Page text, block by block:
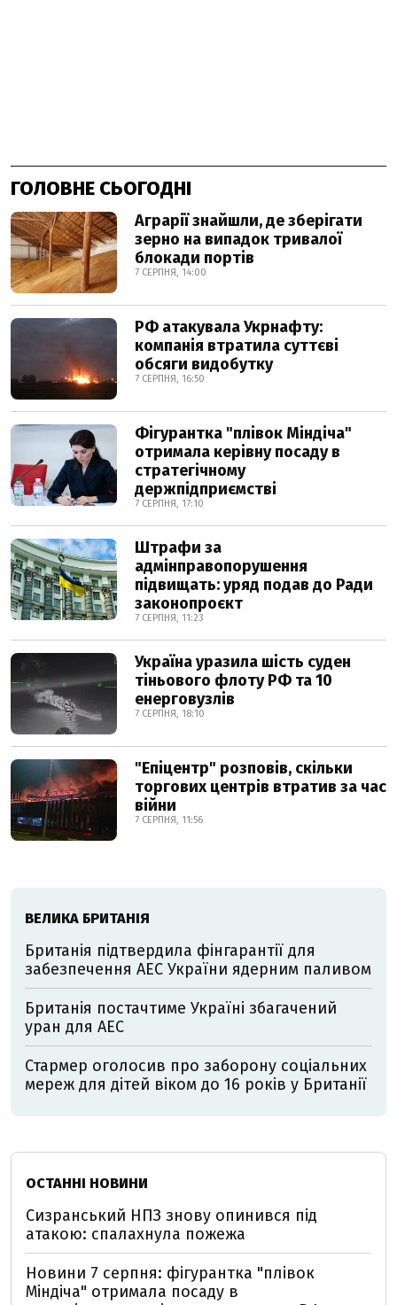
ГОЛОВНЕ СЬОГОДНІ
Аграрії знайшли, де зберігати
зерно на випадок тривалої
блокади портів
7 СЕРПНЯ, 14:00
РФ атакувала Укрнафту:
компанія втратила суттєві
обсяги видобутку
7 СЕРПНЯ, 16:50
Фігурантка "плівок Міндіча"
отримала керівну посаду в
стратегічному
держпідприємстві
7 СЕРПНЯ, 17:10
Штрафи за
адмінправопорушення
підвищать: уряд подав до Ради
законопроєкт
7 СЕРПНЯ, 11:23
Україна уразила шість суден
тіньового флоту РФ та 10
енерговузлів
7 СЕРПНЯ, 18:10
"Епіцентр" розповів, скільки
торгових центрів втратив за час
війни
7 СЕРПНЯ, 11:56
ВЕЛИКА БРИТАНІЯ
Британія підтвердила фінгарантії для
забезпечення АЕС України ядерним паливом
Британія постачтиме Україні збагачений
уран для АЕС
Стармер оголосив про заборону соціальних
мереж для дітей віком до 16 років у Британії
ОСТАННІ НОВИНИ
Сизранський НПЗ знову опинився під
атакою: спалахнула пожежа
Новини 7 серпня: фігурантка "плівок
Міндіча" отримала посаду в